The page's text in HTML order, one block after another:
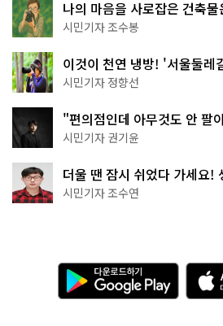
나의 마음을 사로잡은 건축
상작 공개!
시민기자 조수봉
이것이 천연 냉방! '서울둘레
나볼까
시민기자 정향선
"편의점인데 아무것도 안 팔
한 편의점의 정체
시민기자 권기윤
더울 땐 잠시 쉬었다 가세요!
·무더위쉼터까지
시민기자 조수연
다
운
로